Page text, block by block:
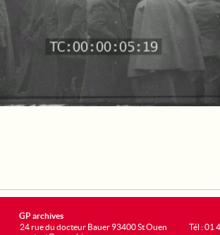
GP archives
24 rue du docteur Bauer 93400 St Ouen
Tél : 01